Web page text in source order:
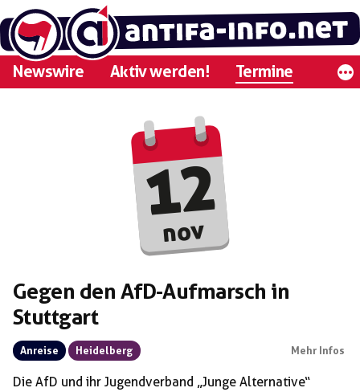
Zum
Inhalt
springen
Newswire Aktiv werden! Termine
nov
12
Gegen den AfD-Aufmarsch in
Stuttgart
Anreise Heidelberg Mehr Infos
Die AfD und ihr Jugendverband „Junge Alternative“